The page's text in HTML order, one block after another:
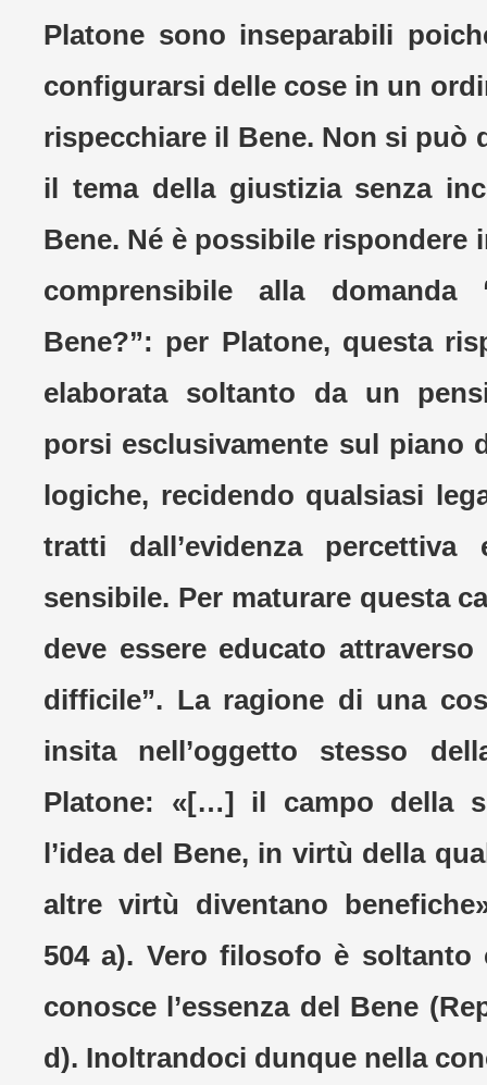
Platone sono inseparabili
configurarsi delle cose in un
rispecchiare il Bene. Non si può
il tema della giustizia senza
Bene. Né è possibile rispondere
comprensibile alla
Bene?”: per Platone, questa
elaborata soltanto da un
porsi esclusivamente sul piano
logiche, recidendo qualsiasi
tratti dall’evidenza percettiva
sensibile. Per maturare questa
deve essere educato
difficile”. La ragione di una
insita nell’oggetto stesso
Platone: «[…] il campo della
l’idea del Bene, in virtù della
altre virtù diventano
504 a). Vero filosofo è soltanto
conosce l’essenza del Bene
d). Inoltrandoci dunque nella